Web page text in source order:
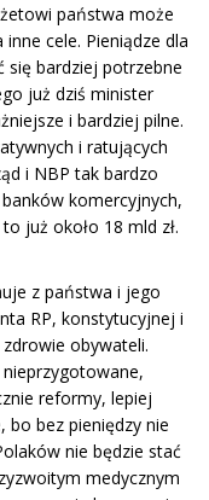
państwa może
cele. Pieniądze dla
się bardziej potrzebne
już dziś minister
i bardziej pilne.
i ratujących
i NBP tak bardzo
komercyjnych,
już około 18 mld zł.
z państwa i jego
RP, konstytucyjnej i
obywateli.
reformy, lepiej
bo bez pieniędzy nie
nie będzie stać
medycznym